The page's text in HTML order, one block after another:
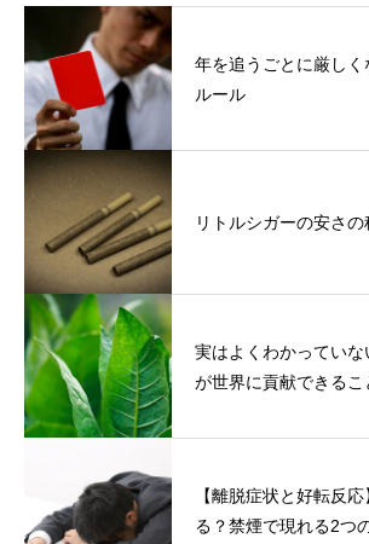
年を追うごとに厳し
ルール
リトルシガーの安さの
実はよくわかってい
が世界に貢献できるこ
【離脱症状と好転反
る？禁煙で現れる2つ